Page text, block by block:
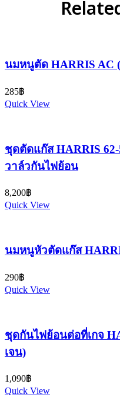
นมหนูตัด HARRIS AC
285฿
Quick View
ชุดตัดแก๊ส HARRIS
วาล์วกันไฟย้อน
8,200฿
Quick View
นมหนูหัวตัดแก๊ส
290฿
Quick View
ชุดกันไฟย้อนต่อที่เกจ
เจน)
1,090฿
Quick View